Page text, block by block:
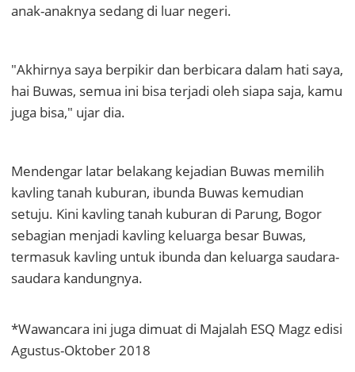
anak-anaknya sedang di luar negeri.
"Akhirnya saya berpikir dan berbicara dalam hati saya,
hai Buwas, semua ini bisa terjadi oleh siapa saja, kamu
juga bisa," ujar dia.
Mendengar latar belakang kejadian Buwas memilih
kavling tanah kuburan, ibunda Buwas kemudian
setuju. Kini kavling tanah kuburan di Parung, Bogor
sebagian menjadi kavling keluarga besar Buwas,
termasuk kavling untuk ibunda dan keluarga saudara-
saudara kandungnya.
*Wawancara ini juga dimuat di Majalah ESQ Magz edisi
Agustus-Oktober 2018